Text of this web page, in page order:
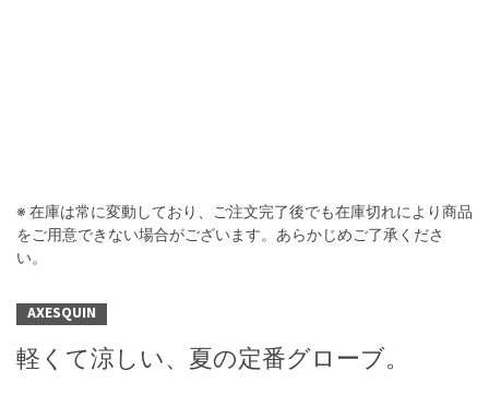
※ 在庫は常に変動しており、ご注文完了後でも在庫切れにより商品
をご用意できない場合がございます。あらかじめご了承くださ
い。
AXESQUIN
軽くて涼しい、夏の定番グローブ。